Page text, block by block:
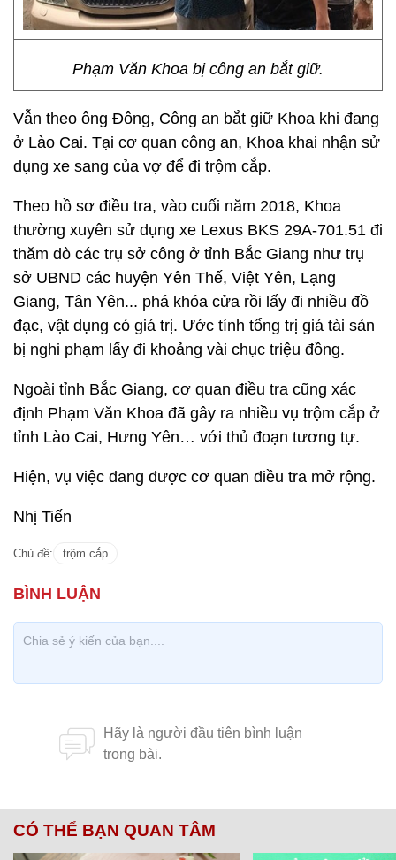
Phạm Văn Khoa bị công an bắt giữ.
Vẫn theo ông Đông, Công an bắt giữ Khoa khi đang
ở Lào Cai. Tại cơ quan công an, Khoa khai nhận sử
dụng xe sang của vợ để đi trộm cắp.
Theo hồ sơ điều tra, vào cuối năm 2018, Khoa
thường xuyên sử dụng xe Lexus BKS 29A-701.51 đi
thăm dò các trụ sở công ở tỉnh Bắc Giang như trụ
sở UBND các huyện Yên Thế, Việt Yên, Lạng
Giang, Tân Yên... phá khóa cửa rồi lấy đi nhiều đồ
đạc, vật dụng có giá trị. Ước tính tổng trị giá tài sản
bị nghi phạm lấy đi khoảng vài chục triệu đồng.
Ngoài tỉnh Bắc Giang, cơ quan điều tra cũng xác
định Phạm Văn Khoa đã gây ra nhiều vụ trộm cắp ở
tỉnh Lào Cai, Hưng Yên… với thủ đoạn tương tự.
Hiện, vụ việc đang được cơ quan điều tra mở rộng.
Nhị Tiến
Chủ đề: trộm cắp
CÓ THỂ BẠN QUAN TÂM